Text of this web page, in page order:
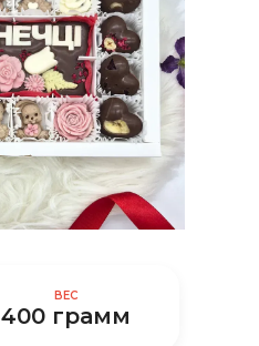
ВЕС
400 грамм